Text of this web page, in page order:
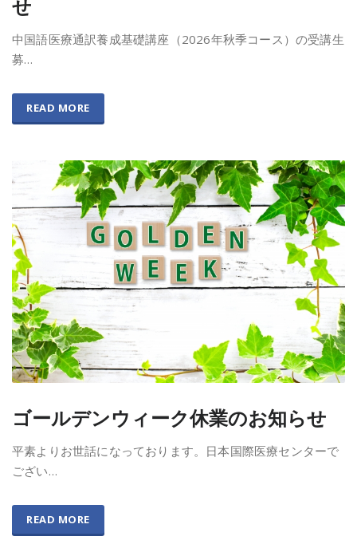
せ
中国語医療通訳養成基礎講座（2026年秋季コース）の受講生
募…
READ MORE
ゴールデンウィーク休業のお知らせ
平素よりお世話になっております。日本国際医療センターで
ござい…
READ MORE